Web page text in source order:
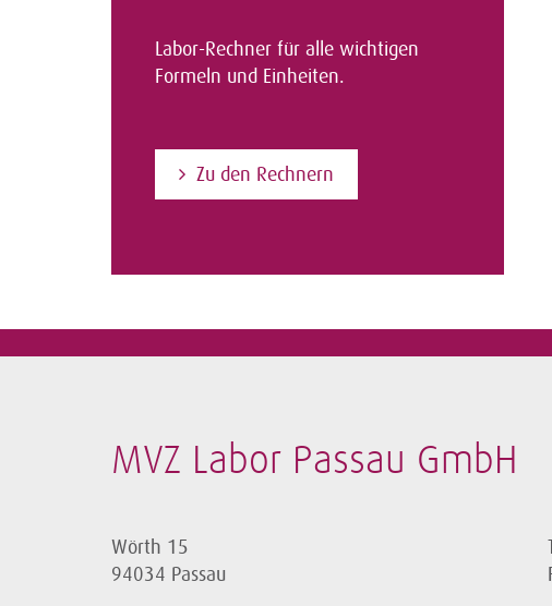
Labor-Rechner für alle wichtigen
Formeln und Einheiten.
Zu den Rechnern
MVZ Labor Passau GmbH
Wörth 15
94034 Passau